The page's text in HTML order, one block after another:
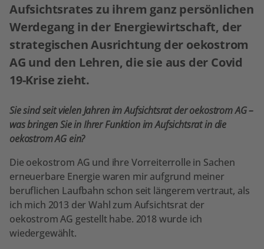
Aufsichtsrates zu ihrem ganz persönlichen
Werdegang in der Energiewirtschaft, der
strategischen Ausrichtung der oekostrom
AG und den Lehren, die sie aus der Covid
19-Krise zieht.
Sie sind seit vielen Jahren im Aufsichtsrat der oekostrom AG –
was bringen Sie in Ihrer Funktion im Aufsichtsrat in die
oekostrom AG ein?
Die oekostrom AG und ihre Vorreiterrolle in Sachen
erneuerbare Energie waren mir aufgrund meiner
beruflichen Laufbahn schon seit längerem vertraut, als
ich mich 2013 der Wahl zum Aufsichtsrat der
oekostrom AG gestellt habe. 2018 wurde ich
wiedergewählt.